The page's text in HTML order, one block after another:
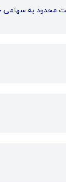
محدود به